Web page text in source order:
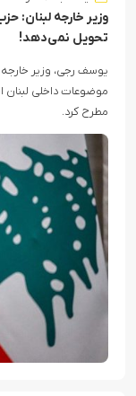
وزیر خارجه لبنان:
تحویل نمی‌دهد!
یوسف رجی، وزیر خارجه
موضوعات داخلی لبنان
مطرح کرد.